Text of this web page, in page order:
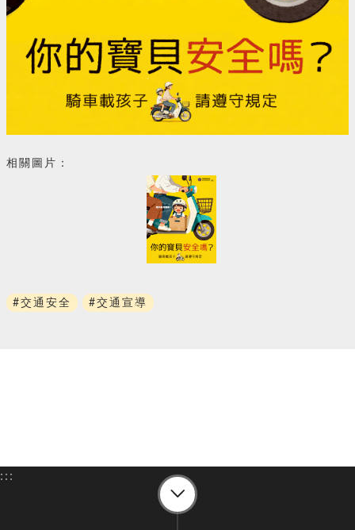
相關圖片：
#交通安全 #交通宣導
:::